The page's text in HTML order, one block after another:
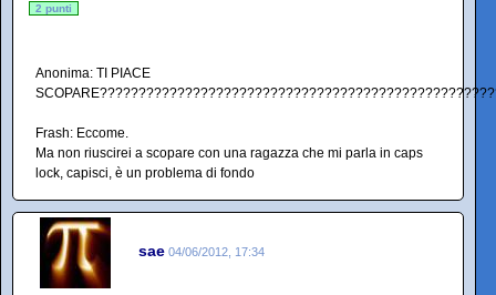
2 punti
Anonima: TI PIACE
Frash: Eccome.
Ma non riuscirei a scopare con una ragazza che mi parla in caps
lock, capisci, è un problema di fondo
sae 04/06/2012, 17:34